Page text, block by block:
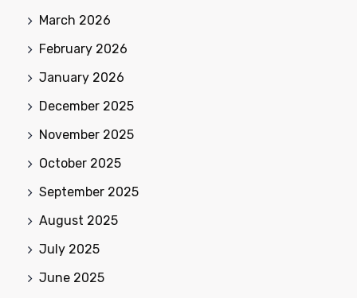
March 2026
February 2026
January 2026
December 2025
November 2025
October 2025
September 2025
August 2025
July 2025
June 2025